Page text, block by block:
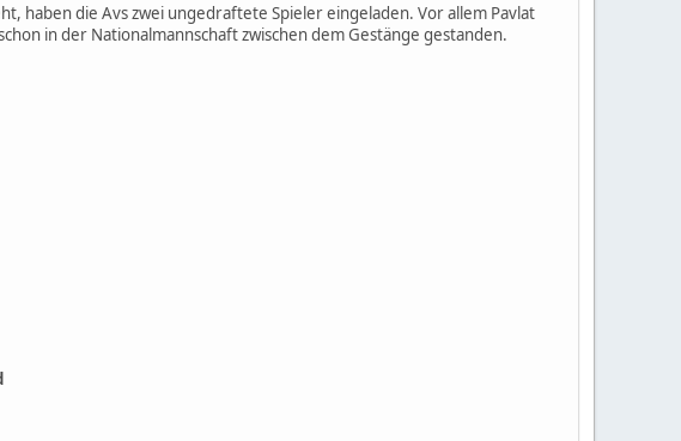
haben die Avs zwei ungedraftete Spieler eingeladen. Vor allem Pavlat
in der Nationalmannschaft zwischen dem Gestänge gestanden.